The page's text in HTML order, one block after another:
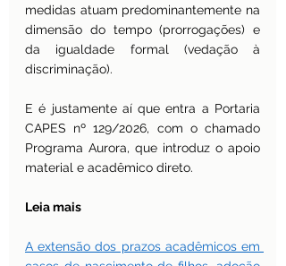
medidas atuam predominantemente na
dimensão do tempo (prorrogações) e
da igualdade formal (vedação à
discriminação).
E é justamente aí que entra a Portaria
CAPES nº 129/2026, com o chamado
Programa Aurora, que introduz o apoio
material e acadêmico direto.
Leia mais
A extensão dos prazos acadêmicos em